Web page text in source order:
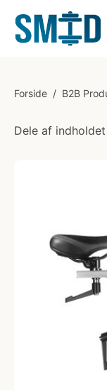
Forside / B2B
Dele af